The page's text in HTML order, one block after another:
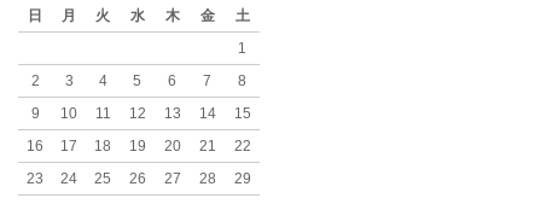
日 月 火 水 木 金
土
1
2
3 4 5 6 7
8
9
10 11 12 13 14
15
16
17 18 19 20 21
22
23
24 25 26 27 28
29